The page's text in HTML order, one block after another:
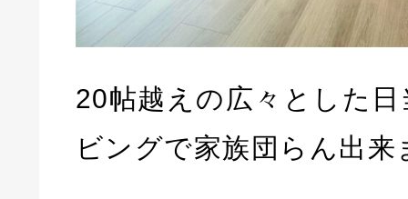
20帖越えの広々とした
ビングで家族団らん出来